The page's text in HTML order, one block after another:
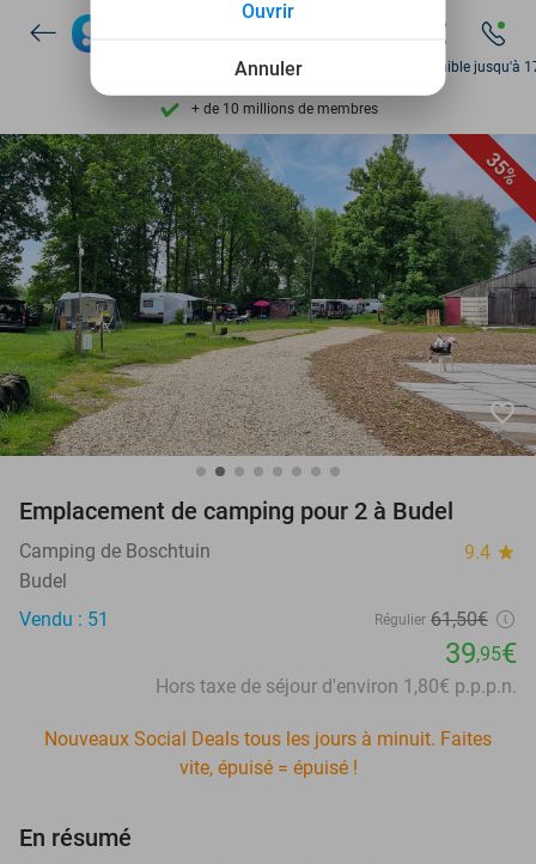
Découvrez + de 15.000 deals
Disponible 7 jours par semaine
+ de 10 millions de membres
205 886 avis
Découvrez + de 15.000 deals
Disponible 7 jours par semaine
+ de 10 millions de membres
Disponible jusqu'à
35%
favorite_border
Emplacement de camping pour 2 à Budel
Camping de Boschtuin 9.4 star
Budel
Vendu : 51
Régulier 61,50€
39,95€
Hors taxe de séjour d'environ 1,80€ p.p.p.n.
Nouveaux Social Deals tous les jours à minuit. Faites
vite, épuisé = épuisé !
En résumé
Annuler
Ouvrir